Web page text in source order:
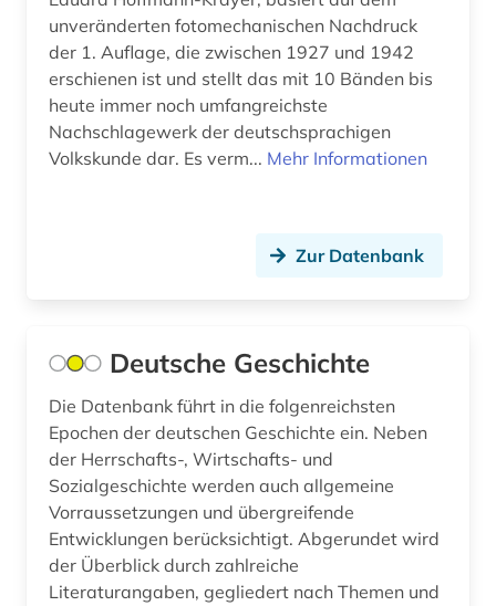
deutsch (2)
deutsch-deutsche beziehungen (1)
deutsche (1)
deutsche bundesbank (1)
deutsches sprachgebiet (20)
deutschland (bundesrepublik). statistisches
bundesamt (1)
deutschland (ddr) (4)
deutschland <bundesrepublik> (1)
deutschland. bundesarbeitsgericht (1)
unveränderten fotomechanischen Nachdruck
der 1. Auflage, die zwischen 1927 und 1942
erschienen ist und stellt das mit 10 Bänden bis
heute immer noch umfangreichste
Nachschlagewerk der deutschsprachigen
Volkskunde dar. Es verm... Mehr Informationen
Zur Datenbank
Deutsche Geschichte
Die Datenbank führt in die folgenreichsten
Epochen der deutschen Geschichte ein. Neben
der Herrschafts-, Wirtschafts- und
Sozialgeschichte werden auch allgemeine
Vorraussetzungen und übergreifende
Entwicklungen berücksichtigt. Abgerundet wird
der Überblick durch zahlreiche
Literaturangaben, gegliedert nach Themen und